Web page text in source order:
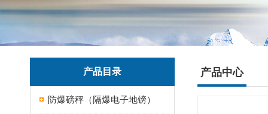
产品目录
防爆磅秤（隔爆电子地镑）
产品中心